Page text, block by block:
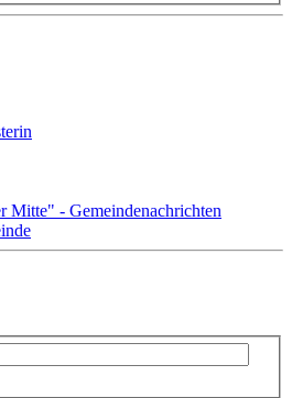
- Gemeindenachrichten